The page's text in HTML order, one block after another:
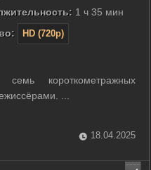
1 ч 35 мин
HD (720p)
короткометражных
...
18.04.2025